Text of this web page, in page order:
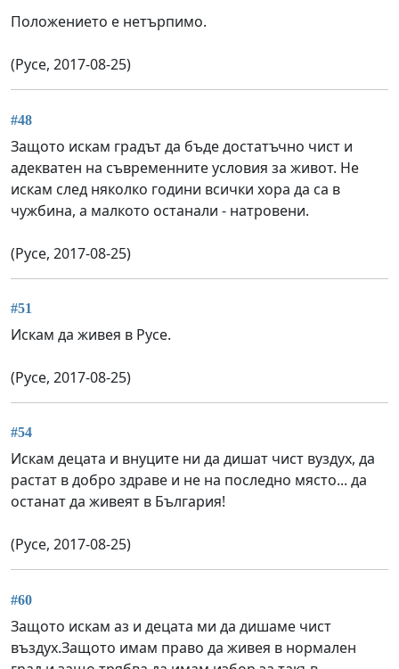
Положението е нетърпимо.
(Русе, 2017-08-25)
#48
Защото искам градът да бъде достатъчно чист и
адекватен на съвременните условия за живот. Не
искам след няколко години всички хора да са в
чужбина, а малкото останали - натровени.
(Русе, 2017-08-25)
#51
Искам да живея в Русе.
(Русе, 2017-08-25)
#54
Искам децата и внуците ни да дишат чист вуздух, да
растат в добро здраве и не на последно място... да
останат да живеят в България!
(Русе, 2017-08-25)
#60
Защото искам аз и децата ми да дишаме чист
въздух.Защото имам право да живея в нормален